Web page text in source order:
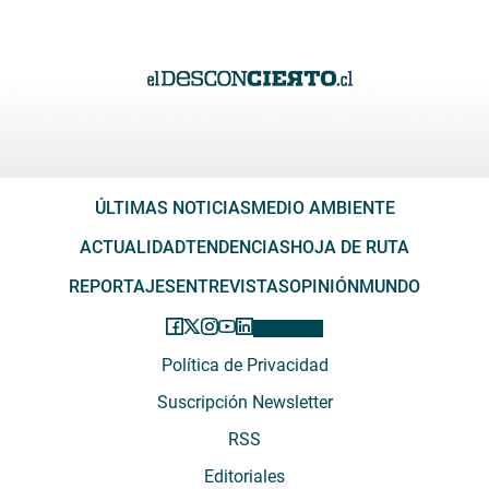
ÚLTIMAS NOTICIASMEDIO AMBIENTE
ACTUALIDADTENDENCIASHOJA DE RUTA
REPORTAJESENTREVISTASOPINIÓNMUNDO
Política de Privacidad
Suscripción Newsletter
RSS
Editoriales